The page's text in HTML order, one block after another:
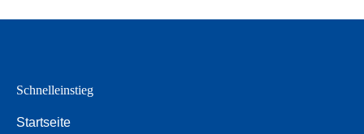
Schnelleinstieg
Startseite